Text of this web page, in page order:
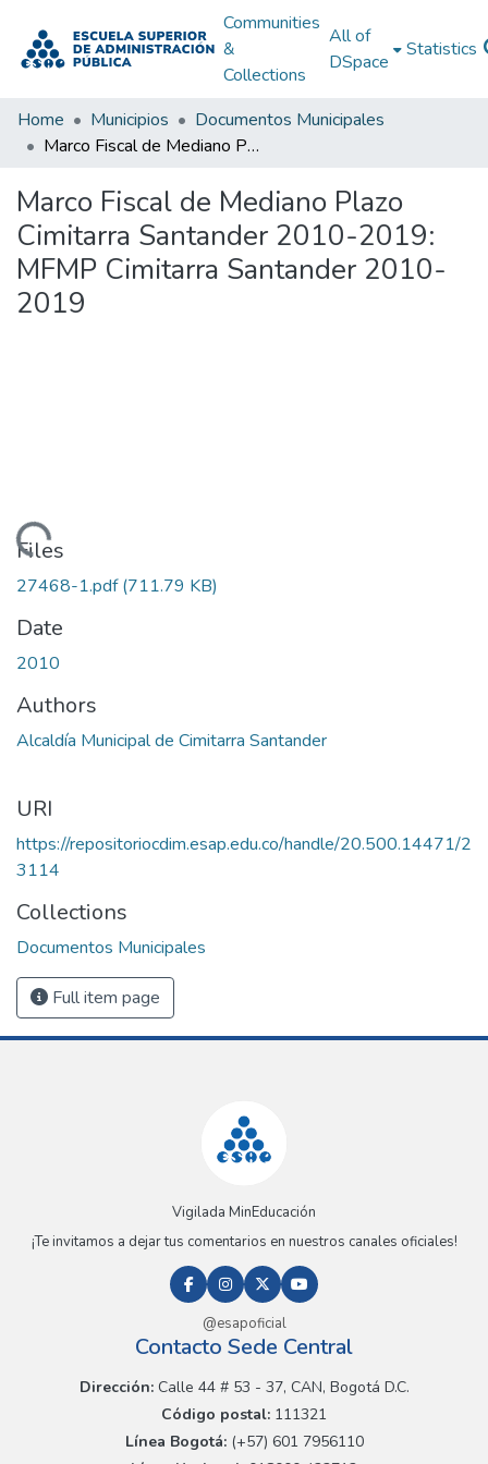
Communities
&
Collections
All of
DSpace
Statistics
Home Municipios
Documentos Municipales
Marco Fiscal de Mediano Plazo Cimitarra Santander 2010-2019: MFMP Cimitarra Santander 2010-2019
Marco Fiscal de Mediano Plazo
Cimitarra Santander 2010-2019:
MFMP Cimitarra Santander 2010-
2019
Loading...
Files
27468-1.pdf(711.79 KB)
Date
2010
Authors
Alcaldía Municipal de Cimitarra Santander
URI
https://repositoriocdim.esap.edu.co/handle/20.500.14471/2
3114
Collections
Documentos Municipales
Full item page
Vigilada MinEducación
¡Te invitamos a dejar tus comentarios en nuestros canales oficiales!
@esapoficial
Contacto Sede Central
Dirección:Calle 44 # 53 - 37, CAN, Bogotá D.C.
Código postal: 111321
Línea Bogotá:(+57) 601 7956110